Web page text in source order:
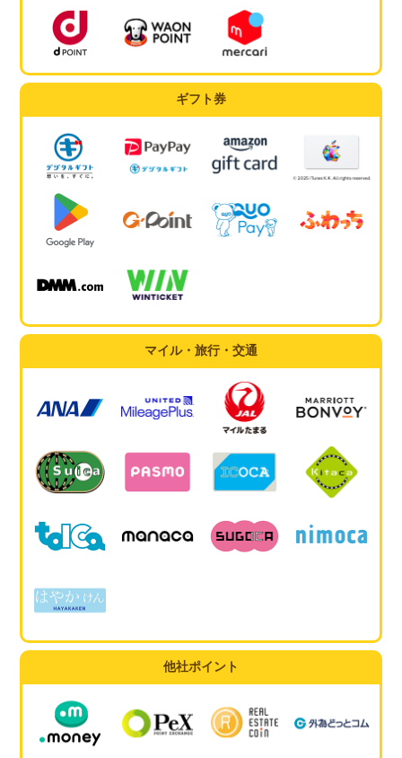
ギフト券
マイル・旅行・交通
他社ポイント